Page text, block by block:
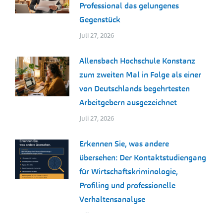
Professional das gelungenes
Gegenstück
Juli 27, 2026
Allensbach Hochschule Konstanz
zum zweiten Mal in Folge als einer
von Deutschlands begehrtesten
Arbeitgebern ausgezeichnet
Juli 27, 2026
Erkennen Sie, was andere
übersehen: Der Kontaktstudiengang
für Wirtschaftskriminologie,
Profiling und professionelle
Verhaltensanalyse